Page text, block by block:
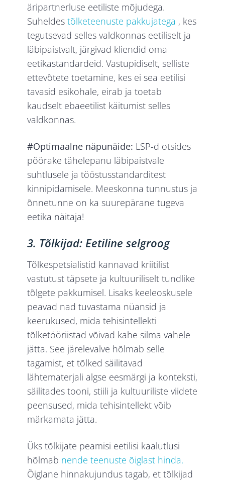
äripartnerluse eetiliste mõjudega.
Suheldestõlketeenuste pakkujatega , kes
tegutsevad selles valdkonnas eetiliselt ja
läbipaistvalt, järgivad kliendid oma
eetikastandardeid. Vastupidiselt, selliste
ettevõtete toetamine, kes ei sea eetilisi
tavasid esikohale, eirab ja toetab
kaudselt ebaeetilist käitumist selles
valdkonnas.
#Optimaalne näpunäide: LSP-d otsides
pöörake tähelepanu läbipaistvale
suhtlusele ja tööstusstandarditest
kinnipidamisele. Meeskonna tunnustus ja
õnnetunne on ka suurepärane tugeva
eetika näitaja!
3. Tõlkijad: Eetiline selgroog
Tõlkespetsialistid kannavad kriitilist
vastutust täpsete ja kultuuriliselt tundlike
tõlgete pakkumisel. Lisaks keeleoskusele
peavad nad tuvastama nüansid ja
keerukused, mida tehisintellekti
tõlketööriistad võivad kahe silma vahele
jätta. See järelevalve hõlmab selle
tagamist, et tõlked säilitavad
lähtematerjali algse eesmärgi ja konteksti,
säilitades tooni, stiili ja kultuuriliste viidete
peensused, mida tehisintellekt võib
märkamata jätta.
Üks tõlkijate peamisi eetilisi kaalutlusi
hõlmab nende teenuste õiglast hinda.
Õiglane hinnakujundus tagab, et tõlkijad